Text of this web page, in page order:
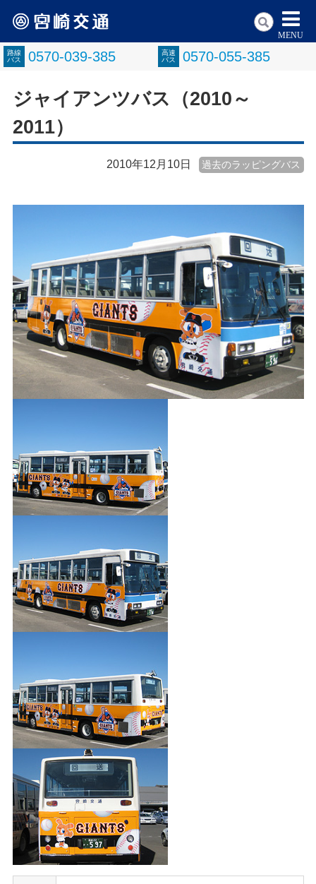
路線
バス
0570-039-385
高速
バス
0570-055-385
MENU
ジャイアンツバス（2010～
2011）
2010年12月10日 過去のラッピングバス